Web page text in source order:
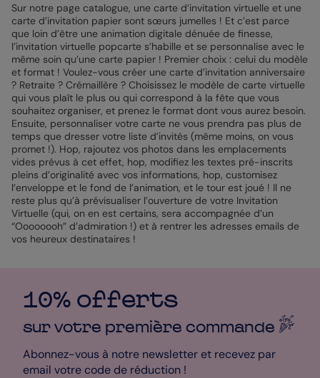
Sur notre page catalogue, une carte d’invitation virtuelle et une
carte d’invitation papier sont sœurs jumelles ! Et c’est parce
que loin d’être une animation digitale dénuée de finesse,
l’invitation virtuelle popcarte s’habille et se personnalise avec le
même soin qu’une carte papier ! Premier choix : celui du modèle
et format ! Voulez-vous créer une carte d’invitation anniversaire
? Retraite ? Crémaillère ? Choisissez le modèle de carte virtuelle
qui vous plaît le plus ou qui correspond à la fête que vous
souhaitez organiser, et prenez le format dont vous aurez besoin.
Ensuite, personnaliser votre carte ne vous prendra pas plus de
temps que dresser votre liste d’invités (même moins, on vous
promet !). Hop, rajoutez vos photos dans les emplacements
vides prévus à cet effet, hop, modifiez les textes pré-inscrits
pleins d’originalité avec vos informations, hop, customisez
l’enveloppe et le fond de l’animation, et le tour est joué ! Il ne
reste plus qu’à prévisualiser l’ouverture de votre Invitation
Virtuelle (qui, on en est certains, sera accompagnée d’un
“Oooooooh” d’admiration !) et à rentrer les adresses emails de
vos heureux destinataires !
10% offerts
sur votre première commande
Abonnez-vous à notre newsletter et recevez par
email votre code de réduction !